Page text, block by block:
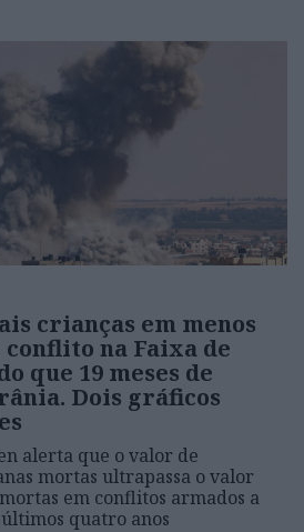
crianças em menos
conflito na Faixa de
que 19 meses de
Dois gráficos
alerta que o valor de
mortas ultrapassa o valor
em conflitos armados a
quatro anos